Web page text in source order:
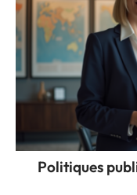
Politiques